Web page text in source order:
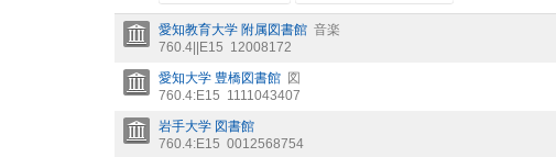
愛知教育大学 附属図書館 音楽
760.4||E15 12008172
愛知大学 豊橋図書館 図
760.4:E15 1111043407
岩手大学 図書館
760.4:E15 0012568754